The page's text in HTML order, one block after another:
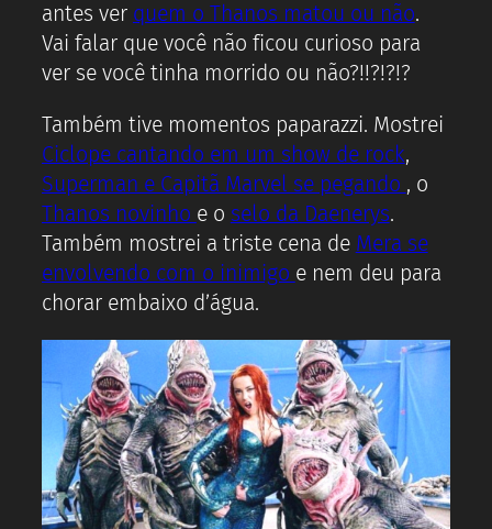
antes ver quem o Thanos matou ou não.
Vai falar que você não ficou curioso para
ver se você tinha morrido ou não?!!?!?!?
Também tive momentos paparazzi. Mostrei
Ciclope cantando em um show de rock,
Superman e Capitã Marvel se pegando , o
Thanos novinho e o selo da Daenerys.
Também mostrei a triste cena de Mera se
envolvendo com o inimigo e nem deu para
chorar embaixo d’água.